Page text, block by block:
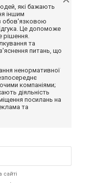
які бажають
іншим
обов'язковою
Це допоможе
рішення.
та
питань, що
ненормативної
компаніями;
діяльність
посилань на
та